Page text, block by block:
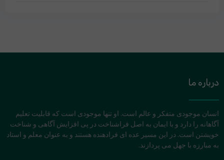
درباره ما
انسان موجودی متفکر و عالم است. او تنها موجودی است که قابلیت تعلیم
آگاهانه را دارد و با ایمان به اصل فراشناخت در پی افزایش آگاهی و شناخت
خویشتن است. در این مسیر عده ای فرادهنده هستند و به عنوان معلم و استاد
به مبارزه با جهل می پردازند.